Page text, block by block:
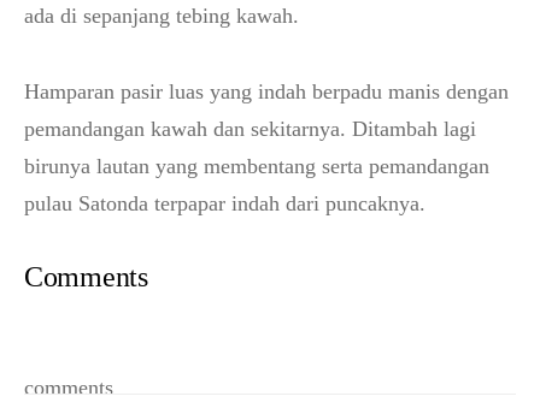
ada di sepanjang tebing kawah.
Hamparan pasir luas yang indah berpadu manis dengan
pemandangan kawah dan sekitarnya. Ditambah lagi
birunya lautan yang membentang serta pemandangan
pulau Satonda terpapar indah dari puncaknya.
Comments
comments